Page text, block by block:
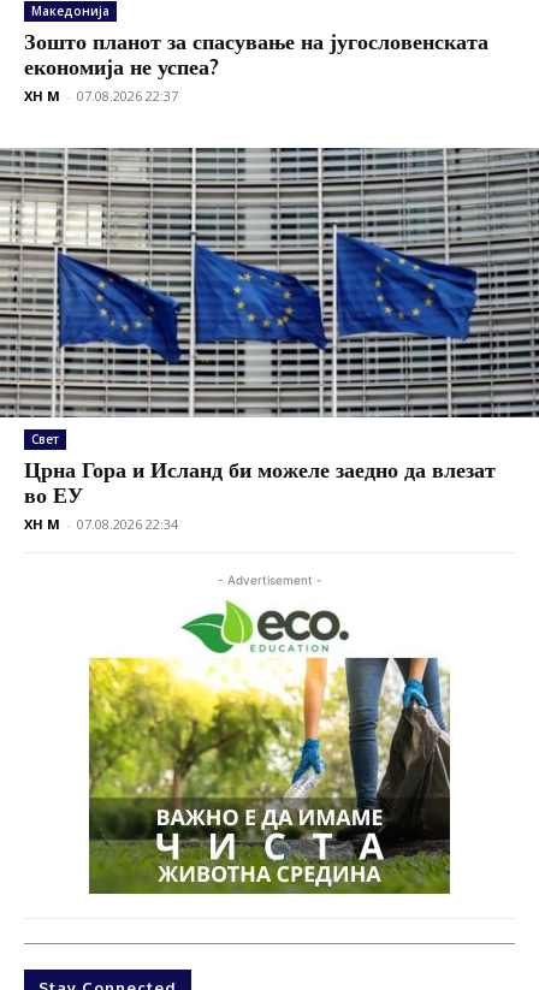
Македонија
Зошто планот за спасување на југословенската
економија не успеа?
XH M - 07.08.2026 22:37
Свет
Црна Гора и Исланд би можеле заедно да влезат
во ЕУ
XH M - 07.08.2026 22:34
- Advertisement -